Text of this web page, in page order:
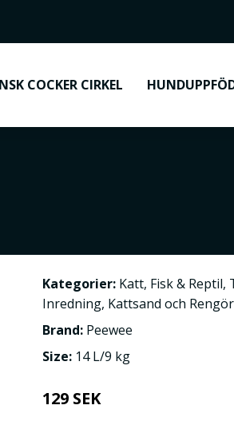
COCKER CIRKEL
Kategorier: Katt, Fisk & Reptil,
Inredning, Kattsand och
Brand: Peewee
Size: 14 L/9 kg
129 SEK